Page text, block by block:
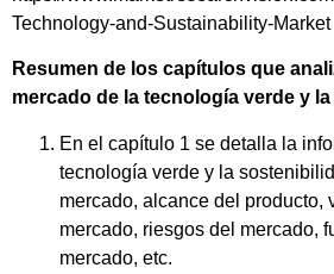
Technology-and-Sustainability-Market
Resumen de los capítulos que
mercado de la tecnología verde y
En el capítulo 1 se detalla la
tecnología verde y la
mercado, alcance del producto,
mercado, riesgos del mercado,
mercado, etc.